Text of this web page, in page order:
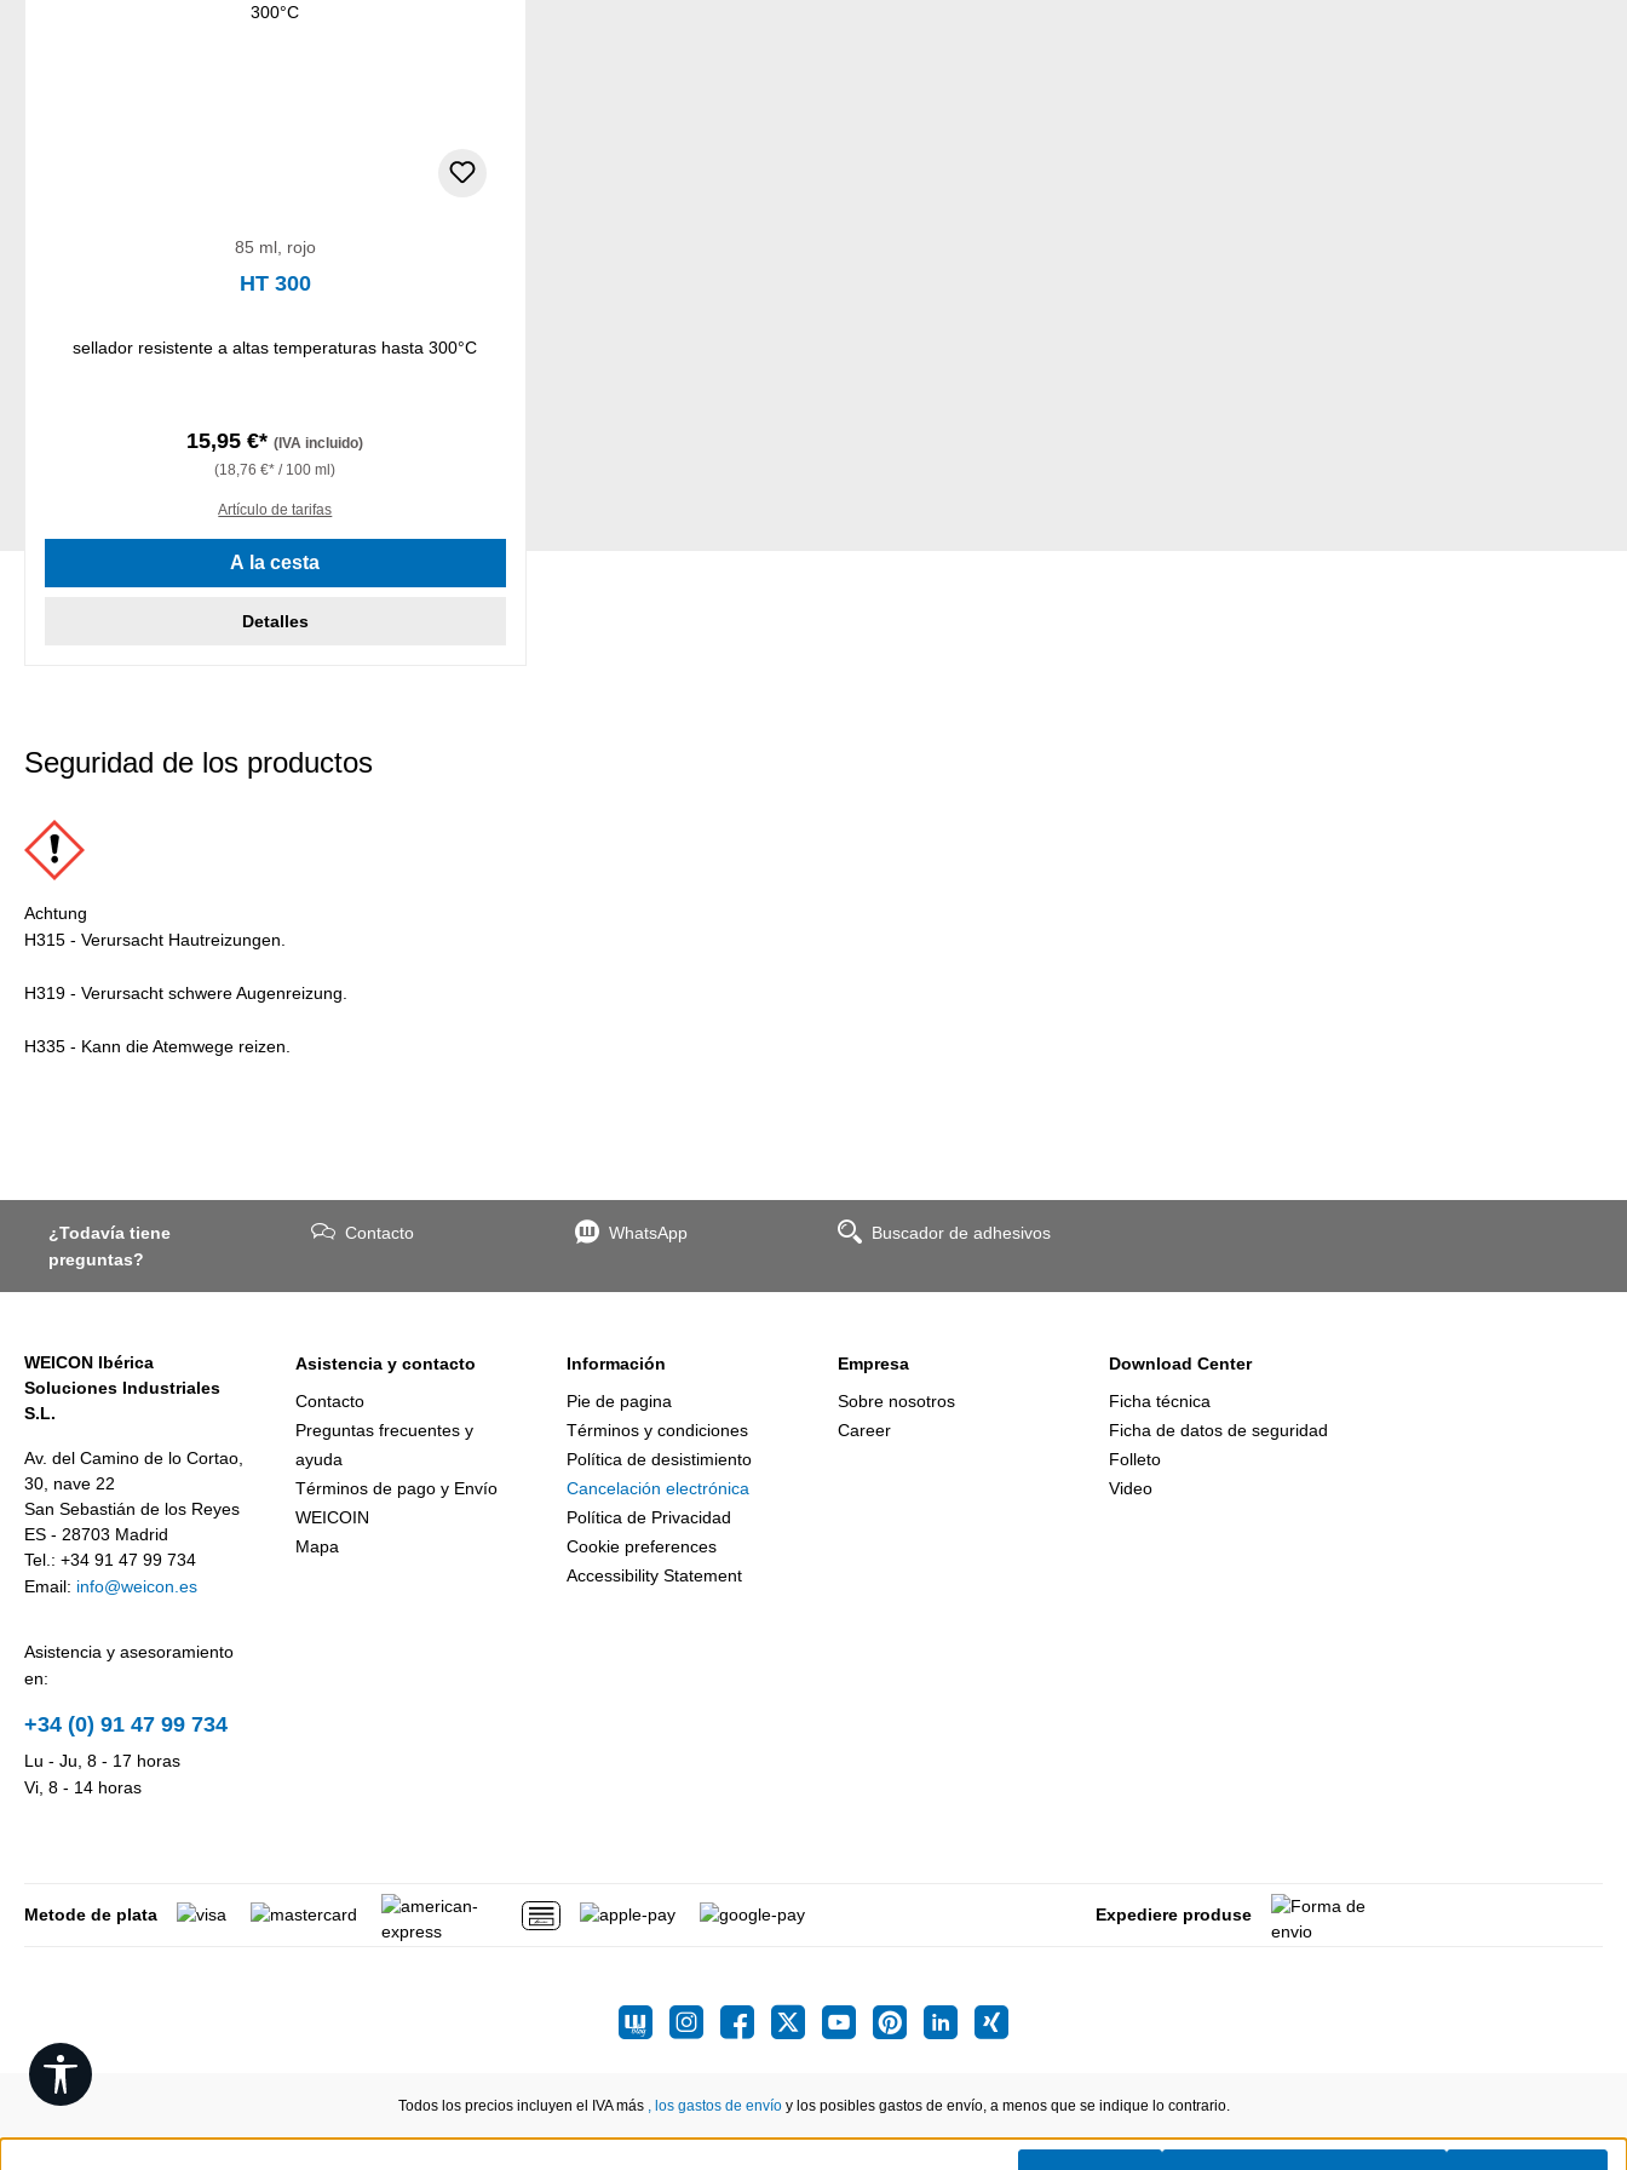
85 ml, rojo
HT 300
sellador resistente a altas temperaturas hasta 300°C
15,95 €*(IVA incluido)
(18,76 €* / 100 ml)
Artículo de tarifas
A la cesta
Detalles
Seguridad de los productos
Achtung
H315 - Verursacht Hautreizungen.
H319 - Verursacht schwere Augenreizung.
H335 - Kann die Atemwege reizen.
¿Todavía tiene
preguntas?
Contacto WhatsApp Buscador de adhesivos
WEICON Ibérica
Soluciones Industriales
S.L.
Av. del Camino de lo Cortao,
30, nave 22
San Sebastián de los Reyes
ES - 28703 Madrid
Tel.: +34 91 47 99 734
Email: info@weicon.es
Asistencia y asesoramiento
en:
+34 (0) 91 47 99 734
Lu - Ju, 8 - 17 horas
Vi, 8 - 14 horas
Asistencia y contacto
Contacto
Preguntas frecuentes y
ayuda
Términos de pago y Envío
WEICOIN
Mapa
Información
Pie de pagina
Términos y condiciones
Política de desistimiento
Cancelación electrónica
Política de Privacidad
Cookie preferences
Accessibility Statement
Empresa
Sobre nosotros
Career
Download Center
Ficha técnica
Ficha de datos de seguridad
Folleto
Video
Metode de plata Expediere produse
Todos los precios incluyen el IVA más , los gastos de envíoy los posibles gastos de envío, a menos que se indique lo contrario.
Show toolbar